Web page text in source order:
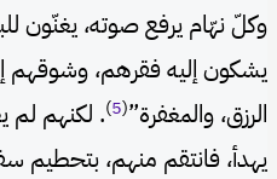
وكلّ نهّام يرفع صوته، يغنّون
يشكون إليه فقرهم، وشوقهم
الرزق، والمغفرة”(
5
). لكنهم لم
يهدأ، فانتقم منهم، بتحطيم